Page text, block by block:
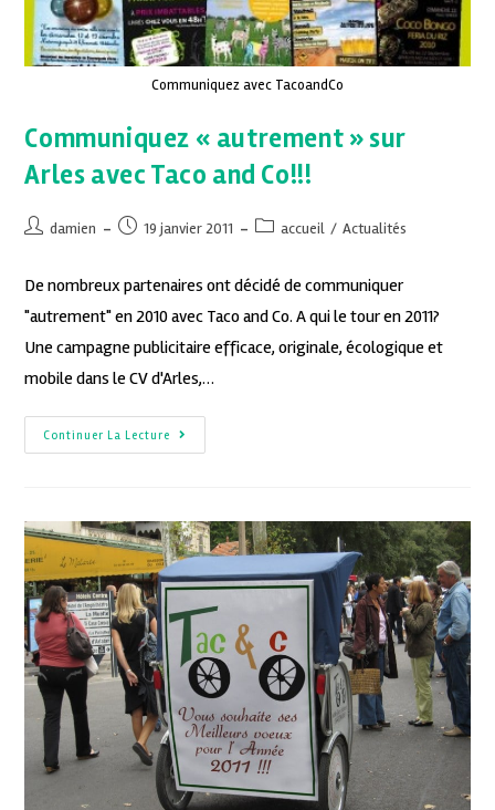
Communiquez avec TacoandCo
Communiquez « autrement » sur
Arles avec Taco and Co!!!
damien 19 janvier 2011 accueil / Actualités
De nombreux partenaires ont décidé de communiquer
"autrement" en 2010 avec Taco and Co. A qui le tour en 2011?
Une campagne publicitaire efficace, originale, écologique et
mobile dans le CV d'Arles,…
Continuer La Lecture